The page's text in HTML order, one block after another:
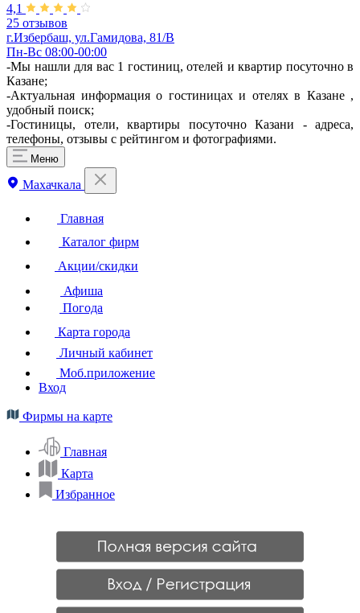
4,1
25 отзывов
г.Избербаш, ул.Гамидова, 81/В
Пн-Вс 08:00-00:00
-Мы нашли для вас 1 гостиниц, отелей и квартир посуточно в
Казане;
-Актуальная информация о гостиницах и отелях в Казане ,
удобный поиск;
-Гостиницы, отели, квартиры посуточно Казани - адреса,
телефоны, отзывы с рейтингом и фотографиями.
Меню
Махачкала
Главная
Каталог фирм
Акции/скидки
Афиша
Погода
Карта города
Личный кабинет
Моб.приложение
Вход
Фирмы на карте
Главная
Карта
Избранное